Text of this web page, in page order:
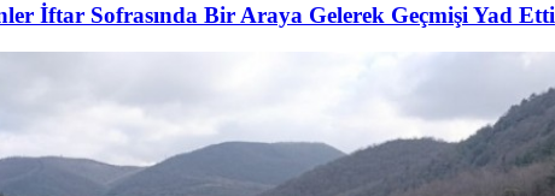
İftar Sofrasında Bir Araya Gelerek Geçmişi Yad Etti